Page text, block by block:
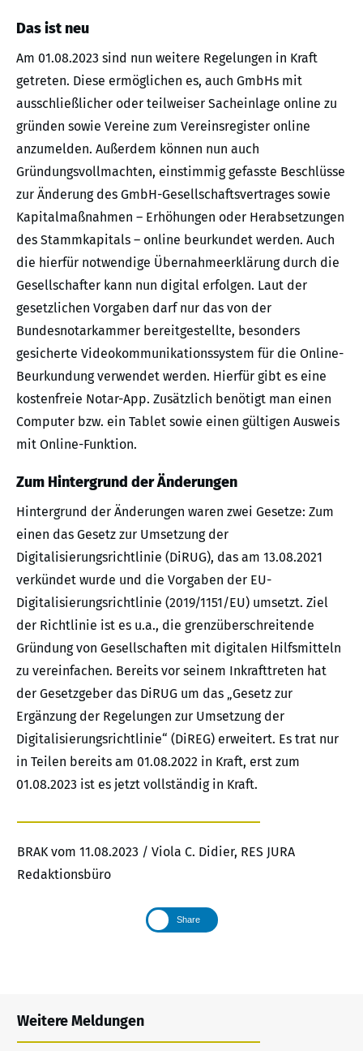
Das ist neu
Am 01.08.2023 sind nun weitere Regelungen in Kraft
getreten. Diese ermöglichen es, auch GmbHs mit
ausschließlicher oder teilweiser Sacheinlage online zu
gründen sowie Vereine zum Vereinsregister online
anzumelden. Außerdem können nun auch
Gründungsvollmachten, einstimmig gefasste Beschlüsse
zur Änderung des GmbH-Gesellschaftsvertrages sowie
Kapitalmaßnahmen – Erhöhungen oder Herabsetzungen
des Stammkapitals – online beurkundet werden. Auch
die hierfür notwendige Übernahmeerklärung durch die
Gesellschafter kann nun digital erfolgen. Laut der
gesetzlichen Vorgaben darf nur das von der
Bundesnotarkammer bereitgestellte, besonders
gesicherte Videokommunikationssystem für die Online-
Beurkundung verwendet werden. Hierfür gibt es eine
kostenfreie Notar-App. Zusätzlich benötigt man einen
Computer bzw. ein Tablet sowie einen gültigen Ausweis
mit Online-Funktion.
Zum Hintergrund der Änderungen
Hintergrund der Änderungen waren zwei Gesetze: Zum
einen das Gesetz zur Umsetzung der
Digitalisierungsrichtlinie (DiRUG), das am 13.08.2021
verkündet wurde und die Vorgaben der EU-
Digitalisierungsrichtlinie (2019/1151/EU) umsetzt. Ziel
der Richtlinie ist es u.a., die grenzüberschreitende
Gründung von Gesellschaften mit digitalen Hilfsmitteln
zu vereinfachen. Bereits vor seinem Inkrafttreten hat
der Gesetzgeber das DiRUG um das „Gesetz zur
Ergänzung der Regelungen zur Umsetzung der
Digitalisierungsrichtlinie“ (DiREG) erweitert. Es trat nur
in Teilen bereits am 01.08.2022 in Kraft, erst zum
01.08.2023 ist es jetzt vollständig in Kraft.
BRAK vom 11.08.2023 / Viola C. Didier, RES JURA
Redaktionsbüro
Share
Weitere Meldungen